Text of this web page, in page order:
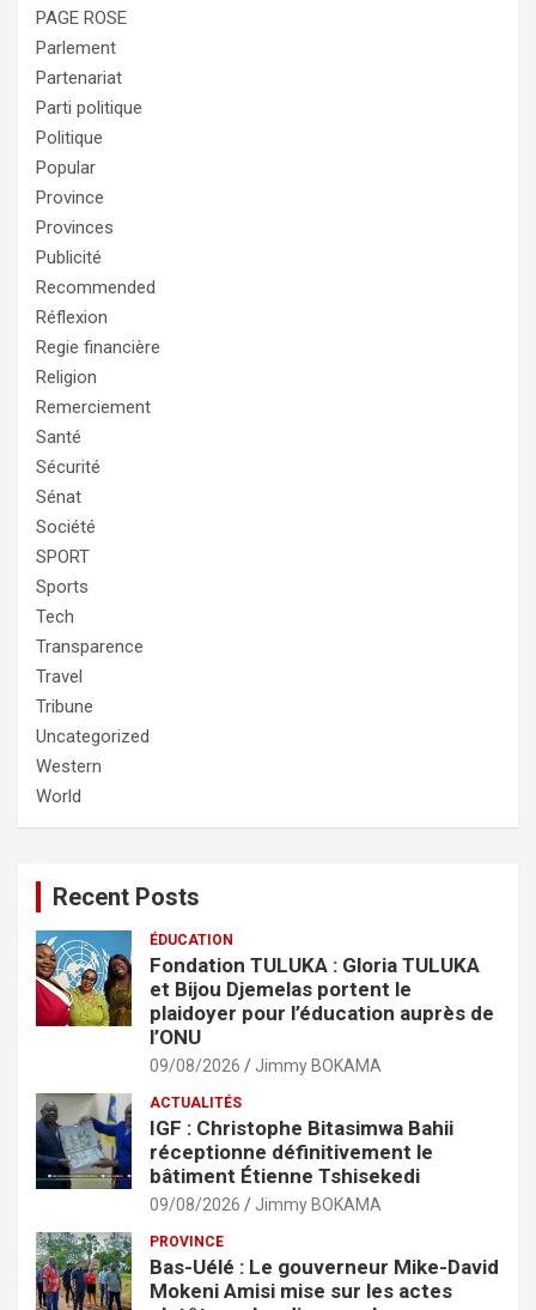
PAGE ROSE
Parlement
Partenariat
Parti politique
Politique
Popular
Province
Provinces
Publicité
Recommended
Réflexion
Regie financière
Religion
Remerciement
Santé
Sécurité
Sénat
Société
SPORT
Sports
Tech
Transparence
Travel
Tribune
Uncategorized
Western
World
Recent Posts
ÉDUCATION
Fondation TULUKA : Gloria TULUKA
et Bijou Djemelas portent le
plaidoyer pour l’éducation auprès de
l’ONU
09/08/2026 Jimmy BOKAMA
ACTUALITÉS
IGF : Christophe Bitasimwa Bahii
réceptionne définitivement le
bâtiment Étienne Tshisekedi
09/08/2026 Jimmy BOKAMA
PROVINCE
Bas-Uélé : Le gouverneur Mike-David
Mokeni Amisi mise sur les actes